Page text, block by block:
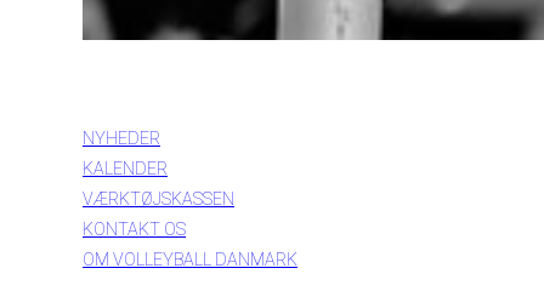
NYHEDER
KALENDER
VÆRKTØJSKASSEN
KONTAKT OS
OM VOLLEYBALL DANMARK